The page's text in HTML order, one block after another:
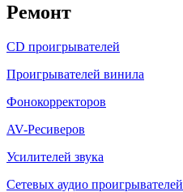
Ремонт
CD проигрывателей
Проигрывателей винила
Фонокорректоров
AV-Ресиверов
Усилителей звука
Сетевых аудио проигрывателей